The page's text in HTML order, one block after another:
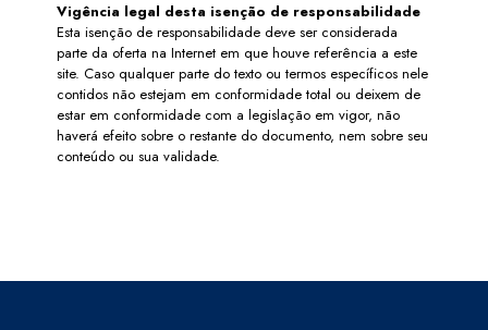
Vigência legal desta isenção de responsabilidade
Esta isenção de responsabilidade deve ser considerada
parte da oferta na Internet em que houve referência a este
site. Caso qualquer parte do texto ou termos específicos nele
contidos não estejam em conformidade total ou deixem de
estar em conformidade com a legislação em vigor, não
haverá efeito sobre o restante do documento, nem sobre seu
conteúdo ou sua validade.